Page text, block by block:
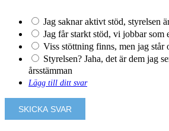
Jag saknar aktivt stöd, styrelsen
Jag får starkt stöd, vi jobbar som
Viss stöttning finns, men jag står
Styrelsen? Jaha, det är dem jag
årsstämman
Lägg till ditt svar